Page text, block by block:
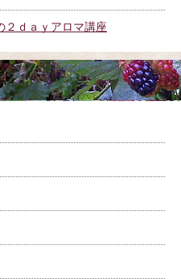
２ｄａｙアロマ講座